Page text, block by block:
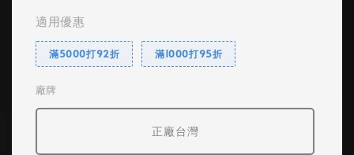
適用優惠
滿5000打92折 滿1000打95折
廠牌
正廠台灣